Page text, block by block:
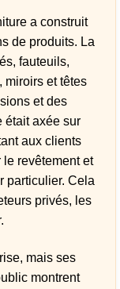
a construit
de produits. La
fauteuils,
miroirs et têtes
et des
était axée sur
aux clients
revêtement et
particulier. Cela
privés, les
mais ses
montrent